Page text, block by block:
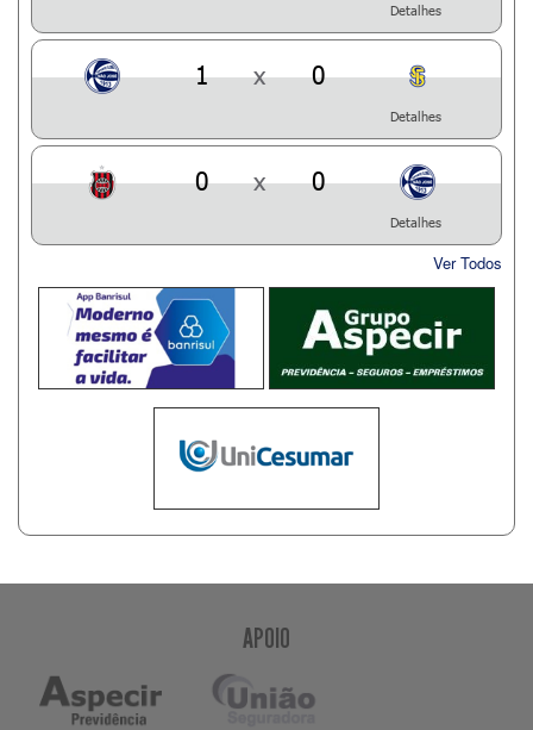
Detalhes
1 x 0
Detalhes
0 x 0
Detalhes
Ver Todos
APOIO